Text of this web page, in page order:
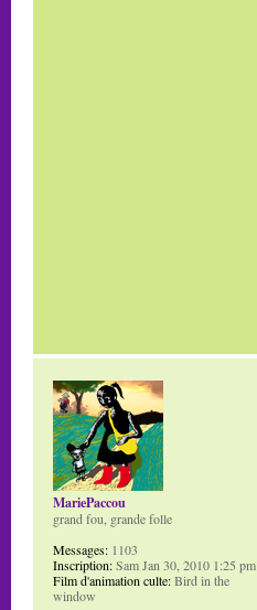
MariePaccou
grand fou, grande folle
Messages: 1103
Inscription:Sam Jan 30, 2010 1:25 pm
Film d'animation culte:Bird in the
window